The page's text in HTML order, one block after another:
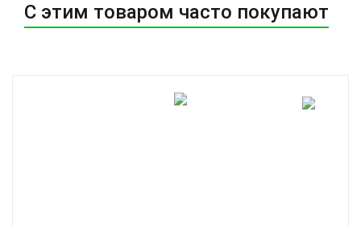
С этим товаром часто покупают